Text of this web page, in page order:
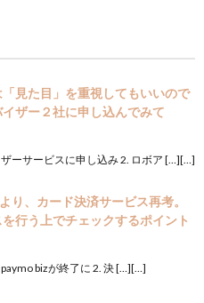
見た目」を重視してもいいので
ザー２社に申し込んでみて
ーサービスに申し込み 2. ロボア […][…]
り、カード決済サービス再考。
行う上でチェックするポイント
bizが終了に 2. 決 […][…]